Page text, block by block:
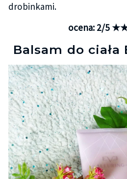
drobinkami.
ocena: 2/5
Balsam do